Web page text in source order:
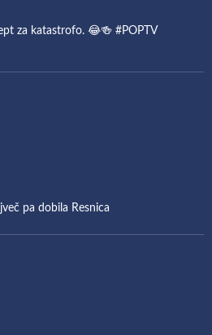
za katastrofo. 😂🍻 #POPTV
pa dobila Resnica